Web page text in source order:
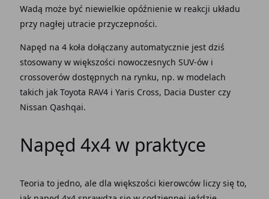
Wadą może być niewielkie opóźnienie w reakcji układu
przy nagłej utracie przyczepności.
Napęd na 4 koła dołączany automatyczniejest dziś
stosowany w większości nowoczesnych SUV-ów i
crossoverów dostępnych na rynku, np. w modelach
takich jak Toyota RAV4 i Yaris Cross, Dacia Duster czy
Nissan Qashqai.
Napęd 4x4 w praktyce
Teoria to jedno, ale dla większości kierowców liczy się to,